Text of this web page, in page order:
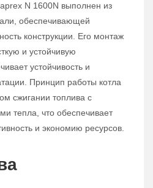
N 1600N выполнен из
обеспечивающей
конструкции. Его монтаж
и устойчивую
устойчивость и
Принцип работы котла
сжигании топлива с
тепла, что обеспечивает
и экономию ресурсов.